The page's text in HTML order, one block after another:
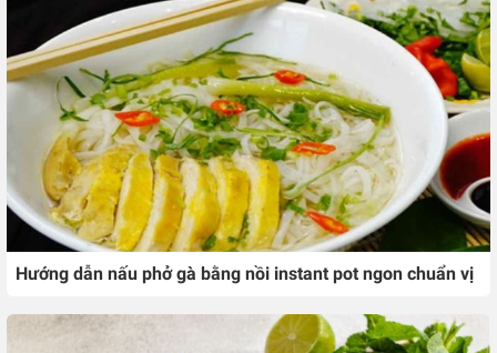
Hướng dẫn nấu phở gà bằng nồi instant pot ngon chuẩn vị